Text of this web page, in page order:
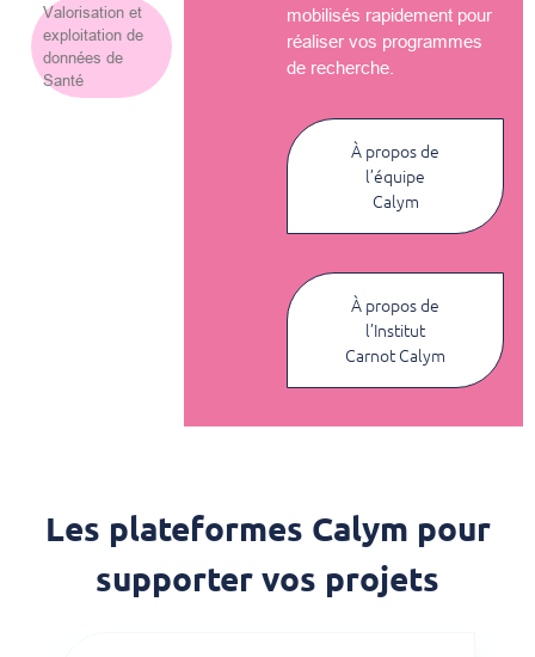
Valorisation et
exploitation de
données de
Santé
mobilisés rapidement pour
réaliser vos programmes
de recherche.
À propos de
l’équipe
Calym
À propos de
l’Institut
Carnot Calym
Les plateformes Calym pour
supporter vos projets